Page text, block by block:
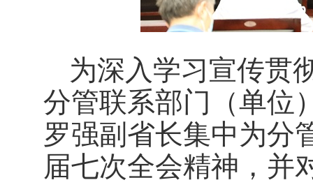
为深入学习宣传贯
分管联系部门（单位
罗强副省长集中为分
届七次全会精神，并